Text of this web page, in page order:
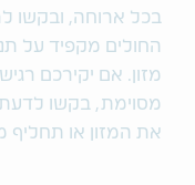
בכל ארוחה, ובקשו
החולים מקפיד על
מזון. אם יקירכם
מסוימת, בקשו לדעת
את המזון או תחליף